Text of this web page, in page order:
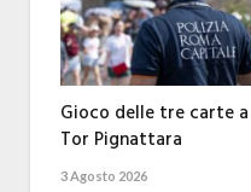
Gioco delle tre carte a
Tor Pignattara
3 Agosto 2026